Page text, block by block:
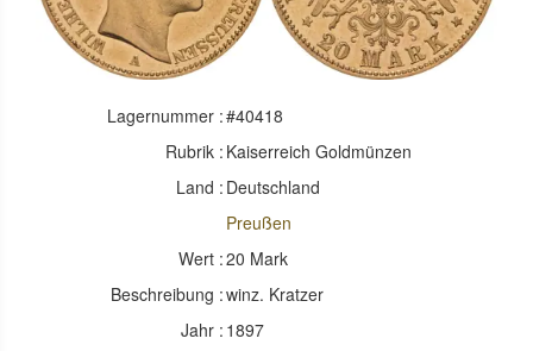
Lagernummer :#40418
Rubrik : Kaiserreich Goldmünzen
Land : Deutschland
Preußen
Wert :20 Mark
Beschreibung :winz. Kratzer
Jahr : 1897